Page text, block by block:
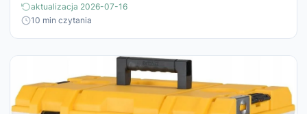
aktualizacja 2026-07-16
10 min czytania